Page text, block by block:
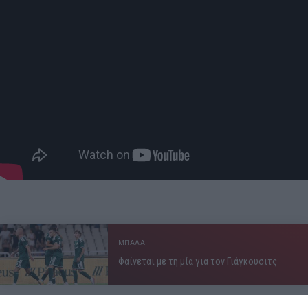
ΜΠΑΛΑ
Φαίνεται με τη μία για τον Γιάγκουσιτς